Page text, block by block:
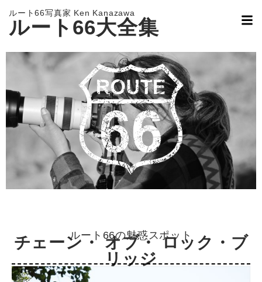
ルート66写真家 Ken Kanazawa
ルート66大全集
ルート66の魅惑スポット
チェーン・ オブ・ ロック・ブ
リッジ